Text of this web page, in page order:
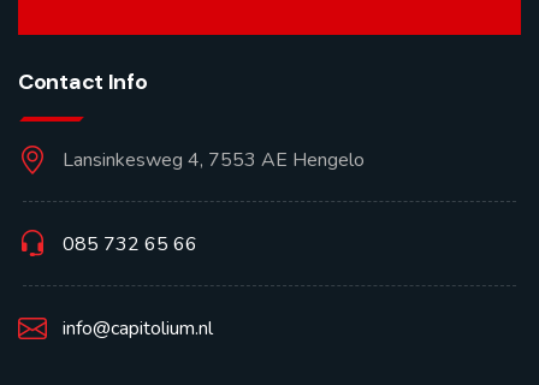
Contact Info
Lansinkesweg 4, 7553 AE Hengelo
085 732 65 66
info@capitolium.nl